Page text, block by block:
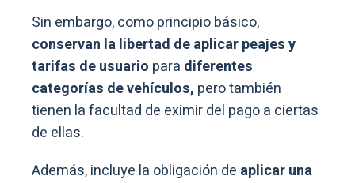
Sin embargo, como principio básico,
conservan la libertad de aplicar peajes y
tarifas de usuario para diferentes
categorías de vehículos, pero también
tienen la facultad de eximir del pago a ciertas
de ellas.
Además, incluye la obligación de aplicar una